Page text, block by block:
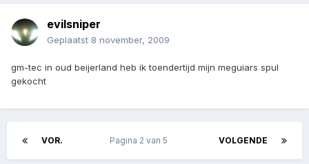
evilsniper
Geplaatst 8 november, 2009
gm-tec in oud beijerland heb ik toendertijd mijn meguiars spul
gekocht
VOR. VOLGENDE
Pagina 2 van 5